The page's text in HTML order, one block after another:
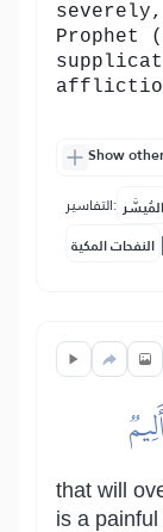
Prophet (ﷺ), begging him to
Show
التفاسير: المُيسَّر
النفحات المكية |
that will
is a